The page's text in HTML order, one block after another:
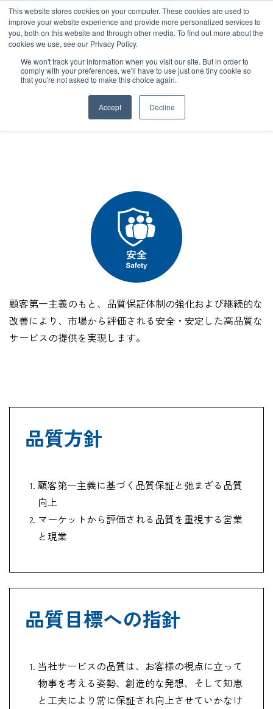
This website stores cookies on your computer. These cookies are used to
improve your website experience and provide more personalized services to
you, both on this website and through other media. To find out more about the
cookies we use, see our Privacy Policy.
We won't track your information when you visit our site. But in order to
comply with your preferences, we'll have to use just one tiny cookie so
that you're not asked to make this choice again.
Accept Decline
お知らせ
グローバルネットワーク
企業情報
サービス
お客様事例
グローバルネットワーク
サステナビリティ
採用情報
TOP サステナビリティ Safety
Safety
顧客第一主義のもと、品質保証体制の強化および継続的な
改善により、市場から評価される安全・安定した高品質な
サービスの提供を実現します。
品質方針
顧客第一主義に基づく品質保証と弛まざる品質
向上
マーケットから評価される品質を重視する営業
と現業
品質目標への指針
当社サービスの品質は、お客様の視点に立って
物事を考える姿勢、創造的な発想、そして知恵
と工夫により常に保証され向上させていかなけ